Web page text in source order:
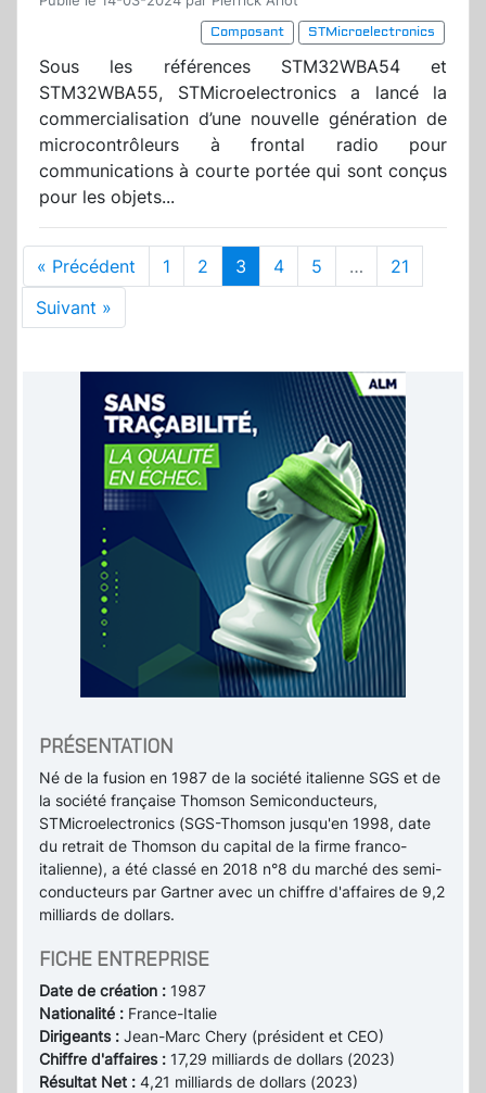
Composant
STMicroelectronics
Sous les références STM32WBA54 et
STM32WBA55, STMicroelectronics a lancé la
commercialisation d’une nouvelle génération de
microcontrôleurs à frontal radio pour
communications à courte portée qui sont conçus
pour les objets...
« Précédent 1 2 3 4 5 …
21
Suivant »
PRÉSENTATION
Né de la fusion en 1987 de la société italienne SGS et de
la société française Thomson Semiconducteurs,
STMicroelectronics (SGS-Thomson jusqu'en 1998, date
du retrait de Thomson du capital de la firme franco-
italienne), a été classé en 2018 n°8 du marché des semi-
conducteurs par Gartner avec un chiffre d'affaires de 9,2
milliards de dollars.
FICHE ENTREPRISE
Date de création : 1987
Nationalité : France-Italie
Dirigeants : Jean-Marc Chery (président et CEO)
Chiffre d'affaires : 17,29 milliards de dollars (2023)
Résultat Net : 4,21 milliards de dollars (2023)